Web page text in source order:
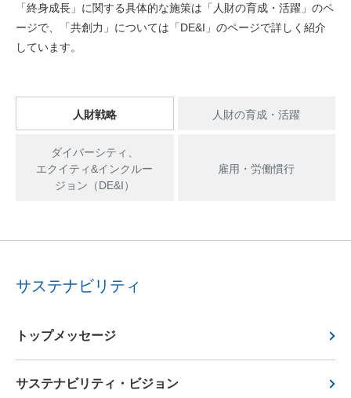
「終身成長」に関する具体的な施策は「人財の育成・活躍」のペ
ージで、「共創力」については「DE&I」のページで詳しく紹介
しています。
人財戦略 人財の育成・活躍
ダイバーシティ、
エクイティ&インクルー
ジョン（DE&I）
雇用・労働慣行
サステナビリティ
トップメッセージ
サステナビリティ・ビジョン